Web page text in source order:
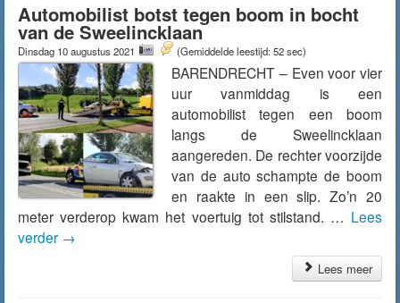
Automobilist botst tegen boom in bocht
van de Sweelincklaan
Dinsdag 10 augustus 2021 (Gemiddelde leestijd: 52 sec)
BARENDRECHT – Even voor vier
uur vanmiddag is een
automobilist tegen een boom
langs de Sweelincklaan
aangereden. De rechter voorzijde
van de auto schampte de boom
en raakte in een slip. Zo’n 20
meter verderop kwam het voertuig tot stilstand. … Lees
verder →
Lees meer